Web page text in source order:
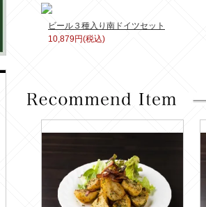
ビール３種入り南ドイツセット
10,879円(税込)